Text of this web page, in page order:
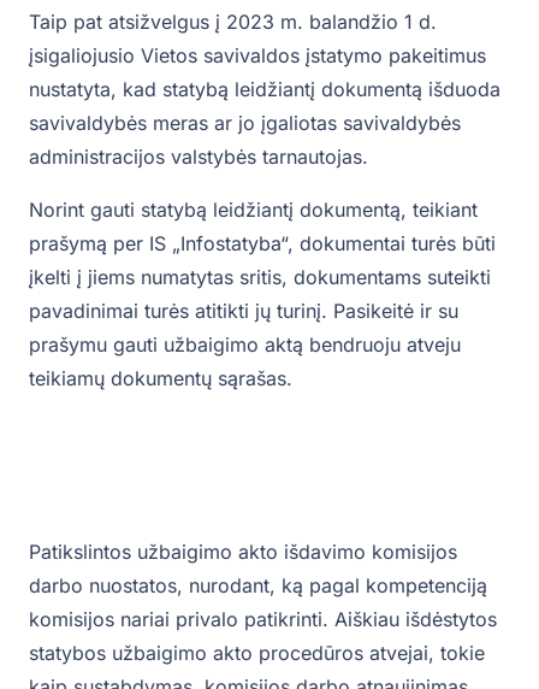
Taip pat atsižvelgus į 2023 m. balandžio 1 d.
įsigaliojusio Vietos savivaldos įstatymo pakeitimus
nustatyta, kad statybą leidžiantį dokumentą išduoda
savivaldybės meras ar jo įgaliotas savivaldybės
administracijos valstybės tarnautojas.
Norint gauti statybą leidžiantį dokumentą, teikiant
prašymą per IS „Infostatyba“, dokumentai turės būti
įkelti į jiems numatytas sritis, dokumentams suteikti
pavadinimai turės atitikti jų turinį. Pasikeitė ir su
prašymu gauti užbaigimo aktą bendruoju atveju
teikiamų dokumentų sąrašas.
Patikslintos užbaigimo akto išdavimo komisijos
darbo nuostatos, nurodant, ką pagal kompetenciją
komisijos nariai privalo patikrinti. Aiškiau išdėstytos
statybos užbaigimo akto procedūros atvejai, tokie